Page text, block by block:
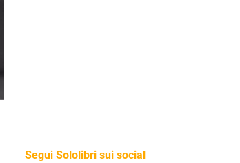
Segui Sololibri sui social